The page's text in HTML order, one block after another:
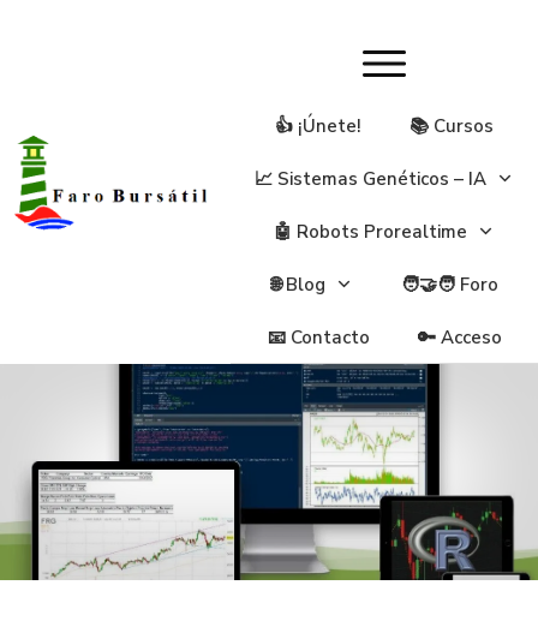
👍 ¡Únete! 📚 Cursos
📈 Sistemas Genéticos – IA
🤖 Robots Prorealtime
🌐 Blog 🧑‍🤝‍🧑 Foro
📧 Contacto 🔑 Acceso